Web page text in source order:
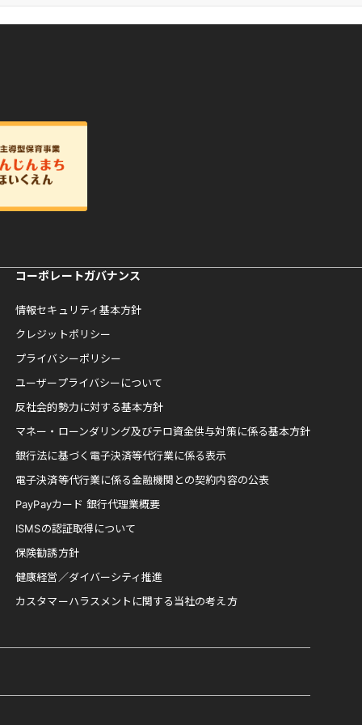
コーポレートガバナンス
情報セキュリティ基本方針
クレジットポリシー
プライバシーポリシー
ユーザープライバシーについて
反社会的勢力に対する基本方針
マネー・ローンダリング及びテロ資金供与対策に係る基本方針
銀行法に基づく電子決済等代行業に係る表示
電子決済等代行業に係る金融機関との契約内容の公表
PayPayカード 銀行代理業概要
ISMSの認証取得について
保険勧誘方針
健康経営／ダイバーシティ推進
カスタマーハラスメントに関する当社の考え方